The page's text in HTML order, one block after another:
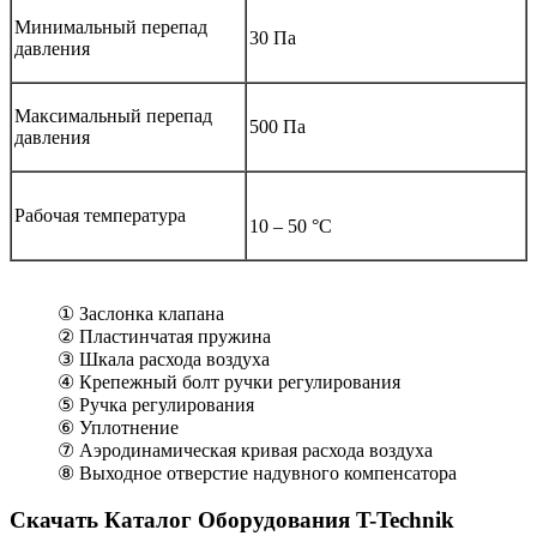
Минимальный перепад
давления
30 Па
Максимальный перепад
давления
500 Па
Рабочая температура
10 – 50 °C
① Заслонка клапана
② Пластинчатая пружина
③ Шкала расхода воздуха
④ Крепежный болт ручки регулирования
⑤ Ручка регулирования
⑥ Уплотнение
⑦ Аэродинамическая кривая расхода воздуха
⑧ Выходное отверстие надувного компенсатора
Скачать Каталог Оборудования T-Technik